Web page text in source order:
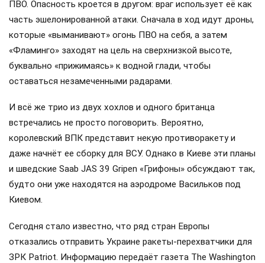
ПВО. Опасность кроется в другом: враг использует её как
часть эшелонированной атаки. Сначала в ход идут дроны,
которые «выманивают» огонь ПВО на себя, а затем
«Фламинго» заходят на цель на сверхнизкой высоте,
буквально «прижимаясь» к водной глади, чтобы
оставаться незамеченными радарами.
И всё же трио из двух хохлов и одного британца
встречались не просто поговорить. Вероятно,
королевский ВПК представит некую противоракету и
даже начнёт ее сборку для ВСУ. Однако в Киеве эти планы
и шведские Saab JAS 39 Gripen «Грифоны» обсуждают так,
будто они уже находятся на аэродроме Васильков под
Киевом.
Сегодня стало известно, что ряд стран Европы
отказались отправить Украине ракеты-перехватчики для
ЗРК Patriot. Информацию передаёт газета The Washington